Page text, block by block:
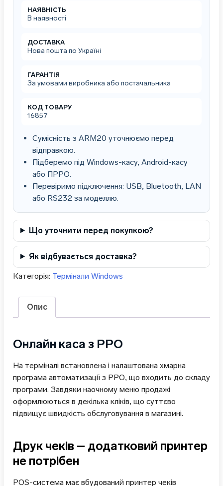
POS-
термінал
принтером
чеків
екраном
покупця
сканер
тримач
кількість
НАЯВНІСТЬ
В наявності
ДОСТАВКА
Нова пошта по Україні
ГАРАНТІЯ
За умовами виробника або постачальника
КОД ТОВАРУ
16857
Сумісність з ARM20 уточнюємо перед
відправкою.
Підберемо під Windows-касу, Android-касу
або ПРРО.
Перевіримо підключення: USB, Bluetooth, LAN
або RS232 за моделлю.
Що уточнити перед покупкою?
Як відбувається доставка?
Категорія: Термінали Windows
Опис
Онлайн каса з РРО
На терміналі встановлена і налаштована хмарна
програма автоматизації з РРО, що входить до складу
програми. Завдяки наочному меню продажі
оформлюються в декілька кліків, що суттєво
підвищує швидкість обслуговування в магазині.
Друк чеків – додатковий принтер
не потрібен
POS-система має вбудований принтер чеків